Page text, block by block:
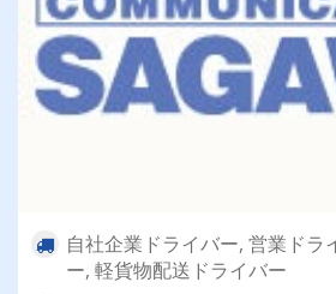
自社企業ドライバー, 営業ドラ
ー, 軽貨物配送ドライバー